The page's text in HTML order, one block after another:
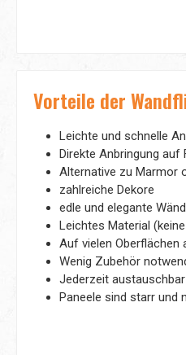
Vorteile der
Leichte und schnelle
Direkte Anbringung auf
Alternative zu Marmor
zahlreiche Dekore
edle und elegante
Leichtes Material
Auf vielen Oberflächen
Wenig Zubehör
Jederzeit austauschbar
Paneele sind starr und